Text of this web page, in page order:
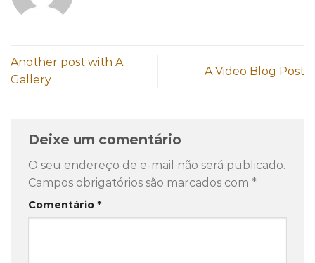
Another post with A
Gallery
A Video Blog Post
Deixe um comentário
O seu endereço de e-mail não será publicado.
Campos obrigatórios são marcados com *
Comentário *